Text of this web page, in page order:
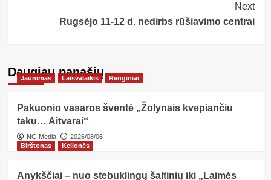
Next
Rugsėjo 11-12 d. nedirbs rūšiavimo centrai
Daugiau panašių…
Jaunimas Laisvalaikis Renginiai
Pakuonio vasaros šventė „Žolynais kvepiančiu
taku… Aitvarai“
NG Media
2026/08/06
Birštonas
Kelionės
Anykščiai – nuo stebuklingų šaltinių iki „Laimės